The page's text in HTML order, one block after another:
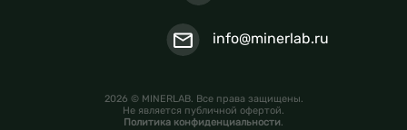
info@minerlab.ru
2026 © MINERLAB. Все права защищены.
Не является публичной офертой.
Политика конфиденциальности.